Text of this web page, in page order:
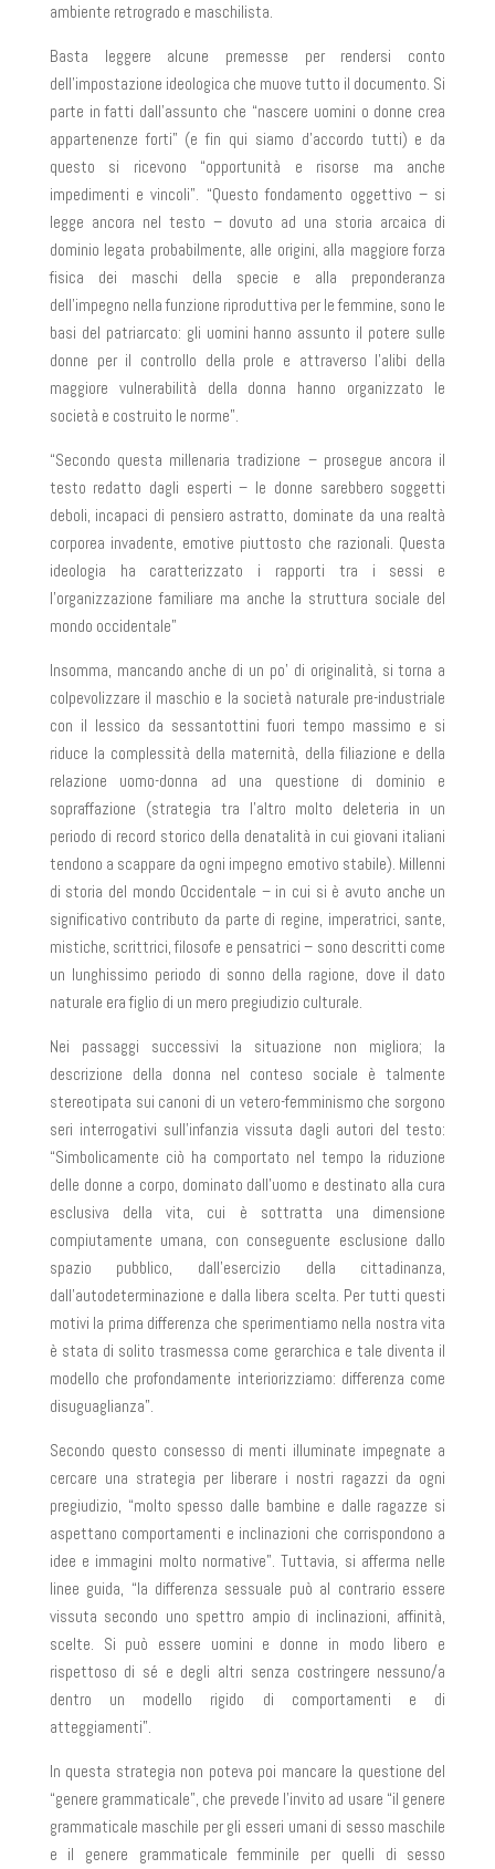
ambiente retrogrado e maschilista.
Basta leggere alcune premesse per rendersi conto
dell’impostazione ideologica che muove tutto il documento. Si
parte in fatti dall’assunto che “nascere uomini o donne crea
appartenenze forti” (e fin qui siamo d’accordo tutti) e da
questo si ricevono “opportunità e risorse ma anche
impedimenti e vincoli”. “Questo fondamento oggettivo – si
legge ancora nel testo – dovuto ad una storia arcaica di
dominio legata probabilmente, alle origini, alla maggiore forza
fisica dei maschi della specie e alla preponderanza
dell’impegno nella funzione riproduttiva per le femmine, sono le
basi del patriarcato: gli uomini hanno assunto il potere sulle
donne per il controllo della prole e attraverso l’alibi della
maggiore vulnerabilità della donna hanno organizzato le
società e costruito le norme”.
“Secondo questa millenaria tradizione – prosegue ancora il
testo redatto dagli esperti – le donne sarebbero soggetti
deboli, incapaci di pensiero astratto, dominate da una realtà
corporea invadente, emotive piuttosto che razionali. Questa
ideologia ha caratterizzato i rapporti tra i sessi e
l’organizzazione familiare ma anche la struttura sociale del
mondo occidentale”
Insomma, mancando anche di un po’ di originalità, si torna a
colpevolizzare il maschio e la società naturale pre-industriale
con il lessico da sessantottini fuori tempo massimo e si
riduce la complessità della maternità, della filiazione e della
relazione uomo-donna ad una questione di dominio e
sopraffazione (strategia tra l’altro molto deleteria in un
periodo di record storico della denatalità in cui giovani italiani
tendono a scappare da ogni impegno emotivo stabile). Millenni
di storia del mondo Occidentale – in cui si è avuto anche un
significativo contributo da parte di regine, imperatrici, sante,
mistiche, scrittrici, filosofe e pensatrici – sono descritti come
un lunghissimo periodo di sonno della ragione, dove il dato
naturale era figlio di un mero pregiudizio culturale.
Nei passaggi successivi la situazione non migliora; la
descrizione della donna nel conteso sociale è talmente
stereotipata sui canoni di un vetero-femminismo che sorgono
seri interrogativi sull’infanzia vissuta dagli autori del testo:
“Simbolicamente ciò ha comportato nel tempo la riduzione
delle donne a corpo, dominato dall’uomo e destinato alla cura
esclusiva della vita, cui è sottratta una dimensione
compiutamente umana, con conseguente esclusione dallo
spazio pubblico, dall’esercizio della cittadinanza,
dall’autodeterminazione e dalla libera scelta. Per tutti questi
motivi la prima differenza che sperimentiamo nella nostra vita
è stata di solito trasmessa come gerarchica e tale diventa il
modello che profondamente interiorizziamo: differenza come
disuguaglianza”.
Secondo questo consesso di menti illuminate impegnate a
cercare una strategia per liberare i nostri ragazzi da ogni
pregiudizio, “molto spesso dalle bambine e dalle ragazze si
aspettano comportamenti e inclinazioni che corrispondono a
idee e immagini molto normative”. Tuttavia, si afferma nelle
linee guida, “la differenza sessuale può al contrario essere
vissuta secondo uno spettro ampio di inclinazioni, affinità,
scelte. Si può essere uomini e donne in modo libero e
rispettoso di sé e degli altri senza costringere nessuno/a
dentro un modello rigido di comportamenti e di
atteggiamenti”.
In questa strategia non poteva poi mancare la questione del
“genere grammaticale”, che prevede l’invito ad usare “il genere
grammaticale maschile per gli esseri umani di sesso maschile
e il genere grammaticale femminile per quelli di sesso